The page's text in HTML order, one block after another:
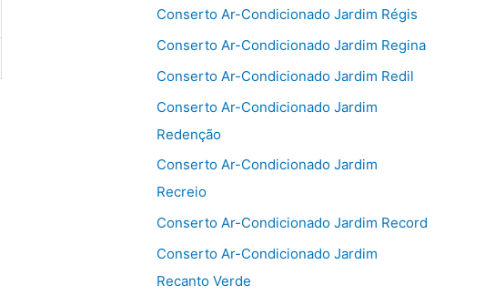
Conserto Ar-Condicionado Jardim Régis
Conserto Ar-Condicionado Jardim Regina
Conserto Ar-Condicionado Jardim Redil
Conserto Ar-Condicionado Jardim
Redenção
Conserto Ar-Condicionado Jardim
Recreio
Conserto Ar-Condicionado Jardim Record
Conserto Ar-Condicionado Jardim
Recanto Verde